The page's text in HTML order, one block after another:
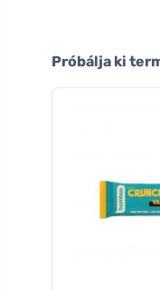
Próbálja ki